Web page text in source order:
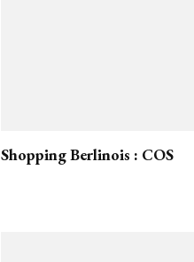
Shopping Berlinois : COS